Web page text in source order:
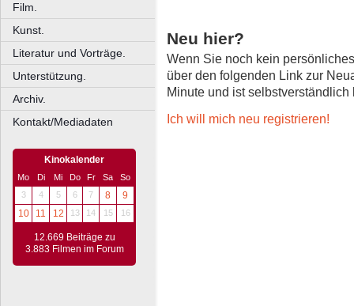
Film.
Kunst.
Literatur und Vorträge.
Unterstützung.
Archiv.
Kontakt/Mediadaten
Kinokalender
Mo Di Mi Do Fr Sa
So
3
4 5 6 7 8
9
10
11 12 13 14 15 16
12.669 Beiträge zu
3.883 Filmen im Forum
Neu hier?
Wenn Sie noch kein
über den folgenden Link zur
Minute und ist selbstverständlich
Ich will mich neu registrieren!